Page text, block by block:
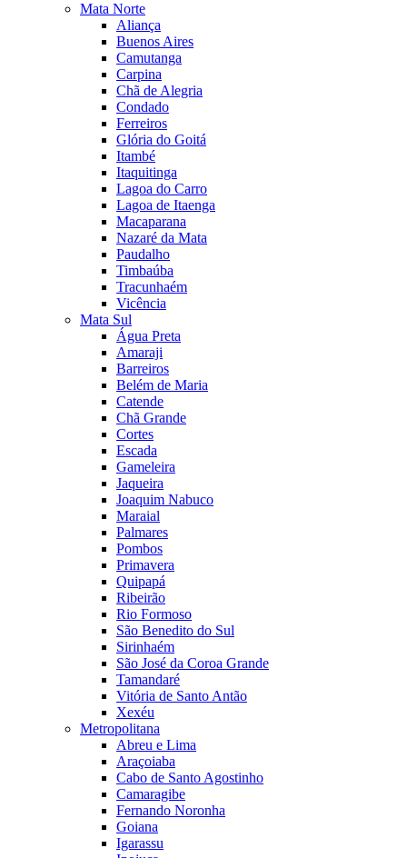
Mata Norte
Aliança
Buenos Aires
Camutanga
Carpina
Chã de Alegria
Condado
Ferreiros
Glória do Goitá
Itambé
Itaquitinga
Lagoa do Carro
Lagoa de Itaenga
Macaparana
Nazaré da Mata
Paudalho
Timbaúba
Tracunhaém
Vicência
Mata Sul
Água Preta
Amaraji
Barreiros
Belém de Maria
Catende
Chã Grande
Cortes
Escada
Gameleira
Jaqueira
Joaquim Nabuco
Maraial
Palmares
Pombos
Primavera
Quipapá
Ribeirão
Rio Formoso
São Benedito do Sul
Sirinhaém
São José da Coroa Grande
Tamandaré
Vitória de Santo Antão
Xexéu
Metropolitana
Abreu e Lima
Araçoiaba
Cabo de Santo Agostinho
Camaragibe
Fernando Noronha
Goiana
Igarassu